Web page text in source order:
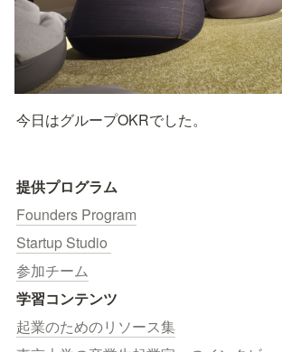
今日はグループOKRでした。
提供プログラム
Founders Program
Startup Studio
参加チーム
学習コンテンツ
起業のためのリソース集